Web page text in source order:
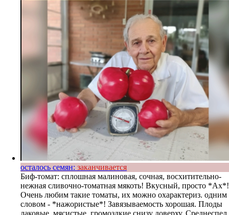
осталось семян: заканчивается
Биф-томат: сплошная малиновая, сочная, восхитительно-
нежная сливочно-томатная мякоть! Вкусный, просто *Ах*!
Очень любим такие томаты, их можно охарактериз. одним
словом - *нажористые*! Завязываемость хорошая. Плоды
лаковые, мясистые, громоздкие снизу доверху. Среднеспел,